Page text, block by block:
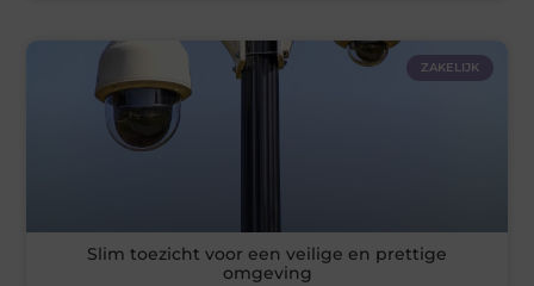
ZAKELIJK
Slim toezicht voor een veilige en prettige
omgeving